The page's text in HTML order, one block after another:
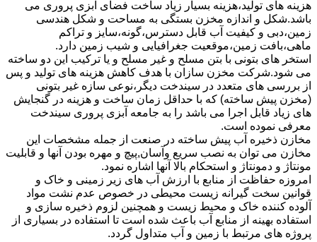
هزینه های تولید،هزینه بسیار زیاد ساخت فضای آبزی پروری می
باشد.شکل و اندازه مخزن بستگی به مساحت و شکل هندسی
زمین،دبی و کیفیت آب قابل دسترس،گونه،سایز و تراکم
ماهی،بافت زمین،موقعیت جغرافیایی و شیب زمین دارد.
استخر های بتونی با بتن مسلح و غیر مسلح و یا ترکیب این دو ساخته
می شود.شرکت مخزن سازان با هدف کاهش هزینه های تولید و پس
از بررسی های متعدد در سیندخت دیگر،نوعی سازه غیر بتونی
(مخزن پیش ساخته) که با حداقل زمان ساخت و هزینه در گنجایش
های زیاد قابل اجرا می باشد را به جامعه آبزی پروری سیندخت
معرفی نموده است.
مخازن ذخیره آب پیش ساخته در صنعت از جمله مشخصات این
مخازن می توان به نصب سریع وآسان,پیچ و مهره بودن آنها و قابلیت
مونتاژ و دمونتاژ و استحکام بالا آنها اشاره نمود.
امروزه حفاظت از منابع با ارزش آب های زیر زمینی و خاک و
قوانین سخت گیرانه زیست محیطی در خصوص عدم نشت مواد
آلوده کننده خاک و محیط زیست و همچنین لزوم ذخیره سازی و
استفاده بهینه از منابع آب باعث شده است تا استفاده در بسیاری از
پروژه های مرتبط با زمین و آب متداول گردد.